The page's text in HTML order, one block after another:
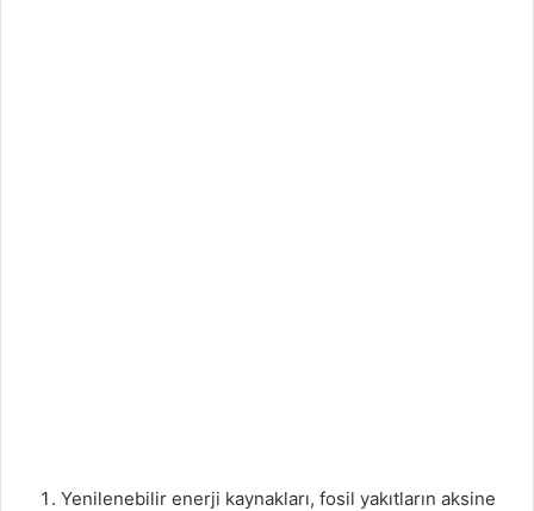
Yenilenebilir enerji kaynakları, fosil yakıtların aksine